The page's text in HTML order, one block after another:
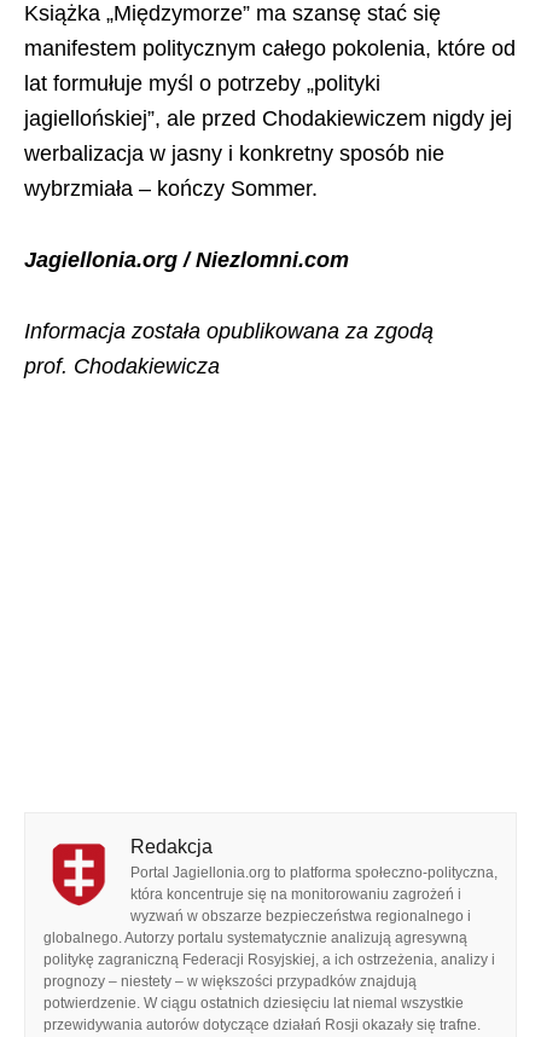
Książka „Międzymorze” ma szansę stać się
manifestem politycznym całego pokolenia, które od
lat formułuje myśl o potrzeby „polityki
jagiellońskiej”, ale przed Chodakiewiczem nigdy jej
werbalizacja w jasny i konkretny sposób nie
wybrzmiała – kończy Sommer.
Jagiellonia.org / Niezlomni.com
Informacja została opublikowana za zgodą
prof. Chodakiewicza
Redakcja
Portal Jagiellonia.org to platforma społeczno-polityczna,
która koncentruje się na monitorowaniu zagrożeń i
wyzwań w obszarze bezpieczeństwa regionalnego i
globalnego. Autorzy portalu systematycznie analizują agresywną
politykę zagraniczną Federacji Rosyjskiej, a ich ostrzeżenia, analizy i
prognozy – niestety – w większości przypadków znajdują
potwierdzenie. W ciągu ostatnich dziesięciu lat niemal wszystkie
przewidywania autorów dotyczące działań Rosji okazały się trafne.